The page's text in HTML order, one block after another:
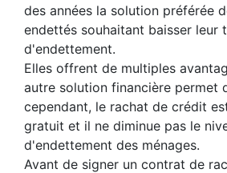
des années la solution préférée
endettés souhaitant baisser leur
d'endettement.
Elles offrent de multiples
autre solution financière permet
cependant, le rachat de crédit
gratuit et il ne diminue pas le
d'endettement des ménages.
Avant de signer un contrat de